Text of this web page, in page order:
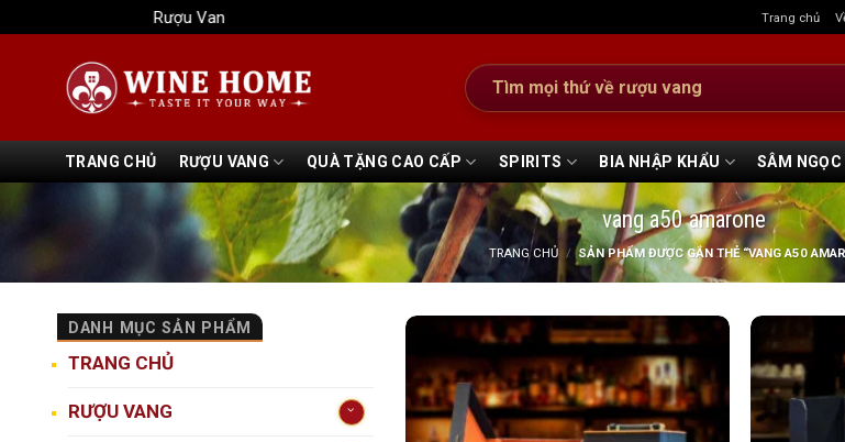
qua
Rượu Vang Wine Home Trang chủ
Tìm
kiếm:
TRANG CHỦ RƯỢU VANG QUÀ TẶNG CAO CẤP SPIRITS BIA NHẬP KHẨU SÂM NGỌC
vang a50 amarone
TRANG CHỦ / SẢN PHẨM ĐƯỢC GẮN THẺ “VANG A50
DANH MỤC SẢN PHẨM
TRANG CHỦ
RƯỢU VANG